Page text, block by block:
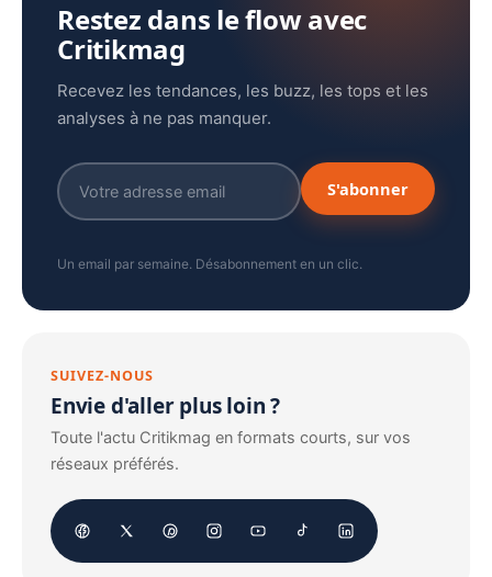
Restez dans le flow avec
Critikmag
Recevez les tendances, les buzz, les tops et les
analyses à ne pas manquer.
S'abonner
Un email par semaine. Désabonnement en un clic.
SUIVEZ-NOUS
Envie d'aller plus loin ?
Toute l'actu Critikmag en formats courts, sur vos
réseaux préférés.